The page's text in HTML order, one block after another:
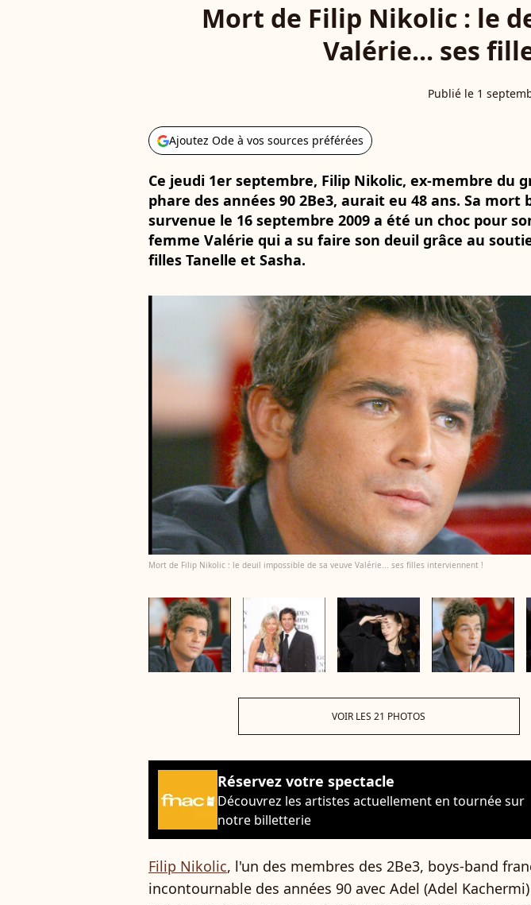
Mort de Filip Nikolic : le
Valérie... ses
Publié le 1
Ajoutez Ode à vos sources préférées
Ce jeudi 1er septembre, Filip Nikolic, ex-membre du
phare des années 90 2Be3, aurait eu 48 ans. Sa mort
survenue le 16 septembre 2009 a été un choc pour
femme Valérie qui a su faire son deuil grâce au
filles Tanelle et Sasha.
Mort de Filip Nikolic : le deuil impossible de sa veuve Valérie... ses filles interviennent !
VOIR LES 21 PHOTOS
Réservez votre spectacle
Découvrez les artistes actuellement en tournée sur
notre billetterie
Filip Nikolic, l'un des membres des 2Be3, boys-band
incontournable des années 90 avec Adel (Adel